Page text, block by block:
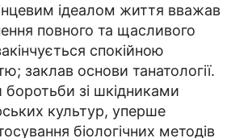
ідеалом життя вважав
повного та щасливого
спокійною
заклав основи танатології.
зі шкідниками
культур, уперше
біологічних методів